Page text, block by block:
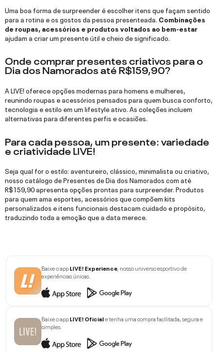
Uma boa forma de surpreender é escolher itens que façam sentido
para a rotina e os gostos da pessoa presenteada. Combinações
de roupas, acessórios e produtos voltados ao bem-estar
ajudam a criar um presente útil e cheio de significado.
Onde comprar presentes criativos para o
Dia dos Namorados até R$159,90?
A LIVE! oferece opções modernas para homens e mulheres,
reunindo roupas e acessórios pensados para quem busca conforto,
tecnologia e estilo em um lifestyle ativo. As coleções incluem
alternativas para diferentes perfis e ocasiões.
Para cada pessoa, um presente: variedade
e criatividade LIVE!
Seja qual for o estilo: aventureiro, clássico, minimalista ou criativo,
nosso catálogo de Presentes de Dia dos Namorados com até
R$159,90 apresenta opções prontas para surpreender. Produtos
para quem ama esportes, acessórios que compõem kits
personalizados e itens funcionais destacam cuidado e propósito,
traduzindo toda a emoção que a data merece.
Baixe o appLIVE! Experience, nosso universo esportivo de
experiências únicas.
Baixe o appLIVE! Oficiale tenha uma compra facilitada, segura e
simples.